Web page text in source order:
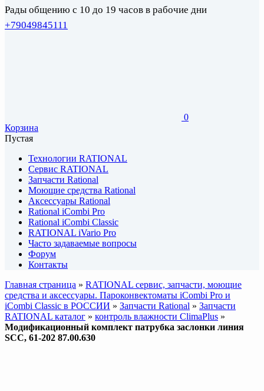
Рады общению с 10 до 19 часов в рабочие дни
+79049845111
0
Корзина
Пустая
Технологии RATIONAL
Сервис RATIONAL
Запчасти Rational
Моющие средства Rational
Аксессуары Rational
Rational iCombi Pro
Rational iCombi Classic
RATIONAL iVario Pro
Часто задаваемые вопросы
Форум
Контакты
Главная страница » RATIONAL сервис, запчасти, моющие
средства и аксессуары. Пароконвектоматы iCombi Pro и
iCombi Classic в РОССИИ » Запчасти Rational » Запчасти
RATIONAL каталог » контроль влажности ClimaPlus »
Модификационный комплект патрубка заслонки линия
SCC, 61-202 87.00.630